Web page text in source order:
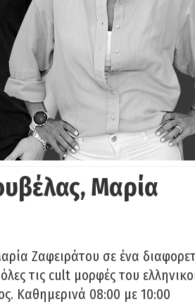
Μαρία
Ζαφειράτου σε ένα
τις cult μορφές του
Καθημερινά 08:00 με 10:00